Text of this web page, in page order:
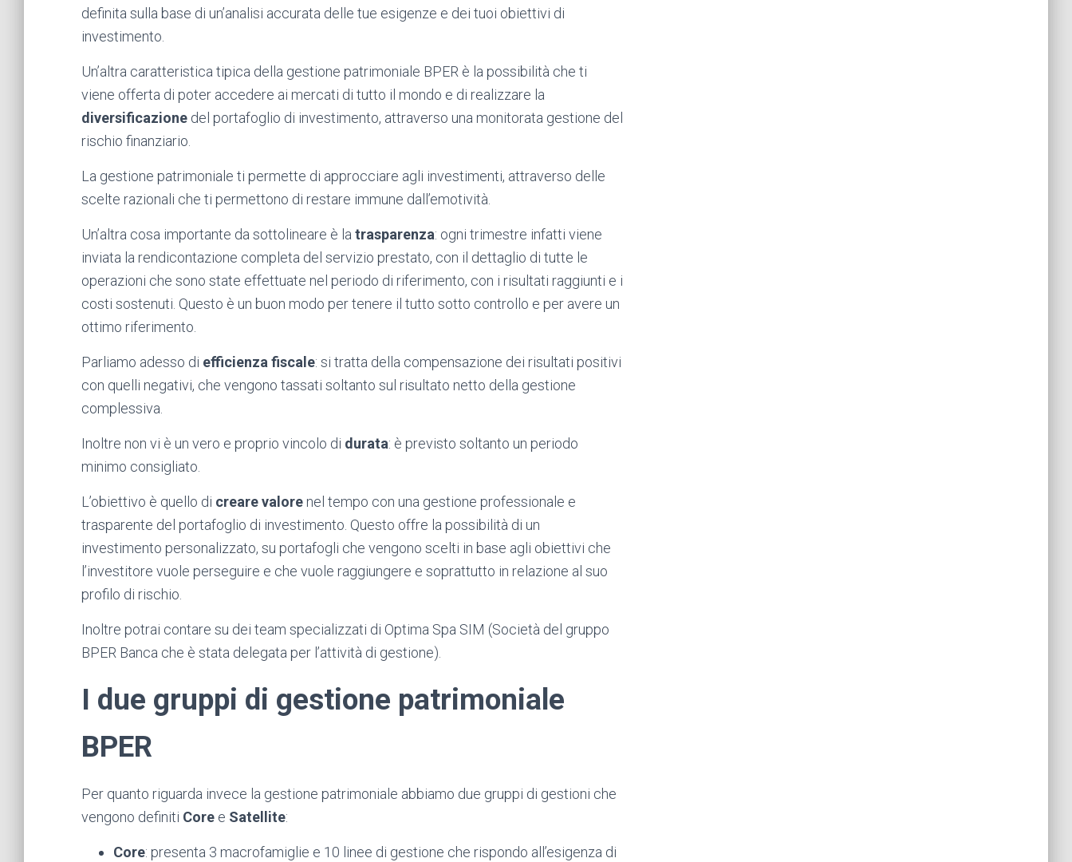
definita sulla base di un’analisi accurata delle tue esigenze e dei tuoi obiettivi di
investimento.
Un’altra caratteristica tipica della gestione patrimoniale BPER è la possibilità che ti
viene offerta di poter accedere ai mercati di tutto il mondo e di realizzare la
diversificazione del portafoglio di investimento, attraverso una monitorata gestione del
rischio finanziario.
La gestione patrimoniale ti permette di approcciare agli investimenti, attraverso delle
scelte razionali che ti permettono di restare immune dall’emotività.
Un’altra cosa importante da sottolineare è la trasparenza: ogni trimestre infatti viene
inviata la rendicontazione completa del servizio prestato, con il dettaglio di tutte le
operazioni che sono state effettuate nel periodo di riferimento, con i risultati raggiunti e i
costi sostenuti. Questo è un buon modo per tenere il tutto sotto controllo e per avere un
ottimo riferimento.
Parliamo adesso di efficienza fiscale: si tratta della compensazione dei risultati positivi
con quelli negativi, che vengono tassati soltanto sul risultato netto della gestione
complessiva.
Inoltre non vi è un vero e proprio vincolo di durata: è previsto soltanto un periodo
minimo consigliato.
L’obiettivo è quello di creare valore nel tempo con una gestione professionale e
trasparente del portafoglio di investimento. Questo offre la possibilità di un
investimento personalizzato, su portafogli che vengono scelti in base agli obiettivi che
l’investitore vuole perseguire e che vuole raggiungere e soprattutto in relazione al suo
profilo di rischio.
Inoltre potrai contare su dei team specializzati di Optima Spa SIM (Società del gruppo
BPER Banca che è stata delegata per l’attività di gestione).
I due gruppi di gestione patrimoniale
BPER
Per quanto riguarda invece la gestione patrimoniale abbiamo due gruppi di gestioni che
vengono definiti Core e Satellite:
Core: presenta 3 macrofamiglie e 10 linee di gestione che rispondo all’esigenza di